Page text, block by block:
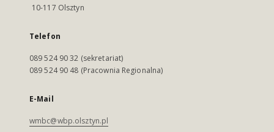
10-117 Olsztyn
Telefon
089 524 90 32 (sekretariat)
089 524 90 48 (Pracownia Regionalna)
E-Mail
wmbc@wbp.olsztyn.pl